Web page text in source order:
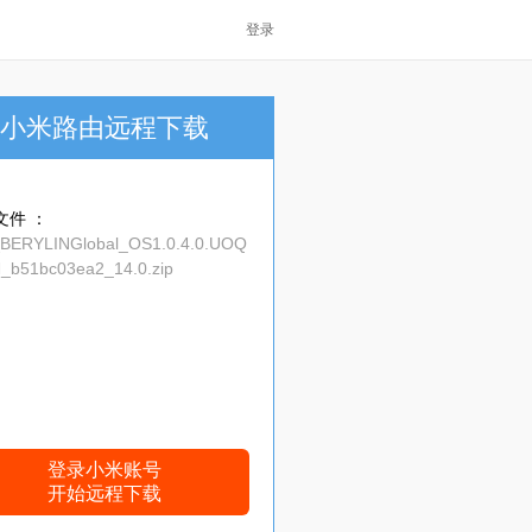
登录
小米路由远程下载
件 ：
登录小米账号
开始远程下载